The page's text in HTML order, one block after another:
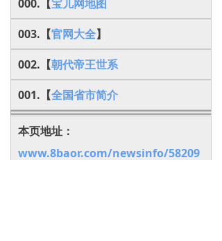
000.【宝儿网地图
003.【官网大全】
002.【朝代帝王世系
001.【全国省市简介
本页地址：
www.8baor.com/newsinfo/58209